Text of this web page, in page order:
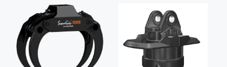
AJOUTER AU
PANIER
AJOUTER AU
PANIER
/
DÉTAILS